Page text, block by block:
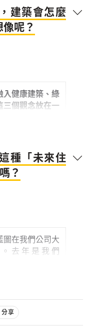
這個空間」去判
性，這是因為集
要一直開冷氣、
宅裡舒適的功
設計師、建商
從建築的結構
這設計上其實很
：綠建築、智慧
的是環保概念，
建築會怎麼
呢？
入健康建築、綠
三個觀念放在一
智能建築」。
材，而
就要在台灣找；
工缺料，所以會
築，把人力降
...等問題，會
理，當指數超
智慧化後，自動
。所以未來會走
種「未來住
？
圖在我們公司大
去年是我們
，從過去是弄
已經慢慢串起
要「把空氣模組
西模組化，透
的的運作...
分享